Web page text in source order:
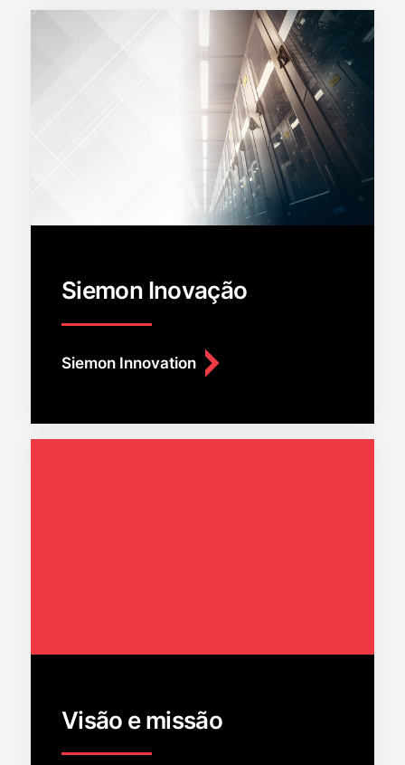
Siemon Inovação
Siemon Innovation
Visão e missão